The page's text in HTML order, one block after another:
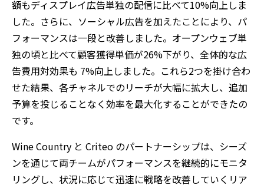
額もディスプレイ広告単独の配信に比べて10%向上しま
した。さらに、ソーシャル広告を加えたことにより、パ
フォーマンスは一段と改善しました。オープンウェブ単
独の頃と比べて顧客獲得単価が26%下がり、全体的な広
告費用対効果も 7%向上しました。これら2つを掛け合わ
せた結果、各チャネルでのリーチが大幅に拡大し、追加
予算を投じることなく効率を最大化することができたの
です。
Wine Country と Criteo のパートナーシップは、シーズ
ンを通じて両チームがパフォーマンスを継続的にモニタ
リングし、状況に応じて迅速に戦略を改善していくリア